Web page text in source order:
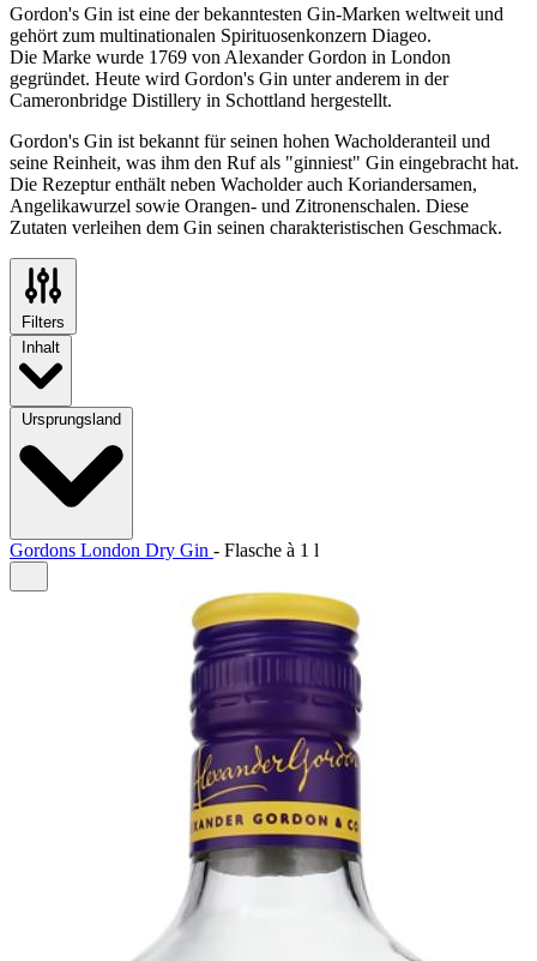
Gordon's Gin ist eine der bekanntesten Gin-Marken weltweit und
gehört zum multinationalen Spirituosenkonzern Diageo.
Die Marke wurde 1769 von Alexander Gordon in London
gegründet. Heute wird Gordon's Gin unter anderem in der
Cameronbridge Distillery in Schottland hergestellt.
Gordon's Gin ist bekannt für seinen hohen Wacholderanteil und
seine Reinheit, was ihm den Ruf als "ginniest" Gin eingebracht hat.
Die Rezeptur enthält neben Wacholder auch Koriandersamen,
Angelikawurzel sowie Orangen- und Zitronenschalen. Diese
Zutaten verleihen dem Gin seinen charakteristischen Geschmack.
Filters
Inhalt
Ursprungsland
Gordons London Dry Gin - Flasche à 1 l